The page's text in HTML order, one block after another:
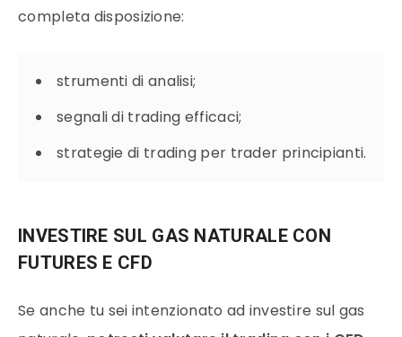
completa disposizione:
strumenti di analisi;
segnali di trading efficaci;
strategie di trading per trader principianti.
INVESTIRE SUL GAS NATURALE CON
FUTURES E CFD
Se anche tu sei intenzionato ad investire sul gas